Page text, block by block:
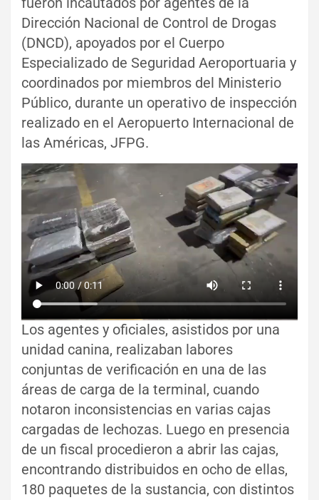
Dirección Nacional de Control de Drogas
(DNCD), apoyados por el Cuerpo
Especializado de Seguridad Aeroportuaria y
coordinados por miembros del Ministerio
Público, durante un operativo de inspección
realizado en el Aeropuerto Internacional de
las Américas, JFPG.
Los agentes y oficiales, asistidos por una
unidad canina, realizaban labores
conjuntas de verificación en una de las
áreas de carga de la terminal, cuando
notaron inconsistencias en varias cajas
cargadas de lechozas. Luego en presencia
de un fiscal procedieron a abrir las cajas,
encontrando distribuidos en ocho de ellas,
180 paquetes de la sustancia, con distintos